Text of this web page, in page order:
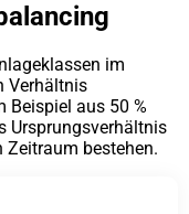
im
Verhältnis
Beispiel aus 50 %
Ursprungsverhältnis
bestehen.